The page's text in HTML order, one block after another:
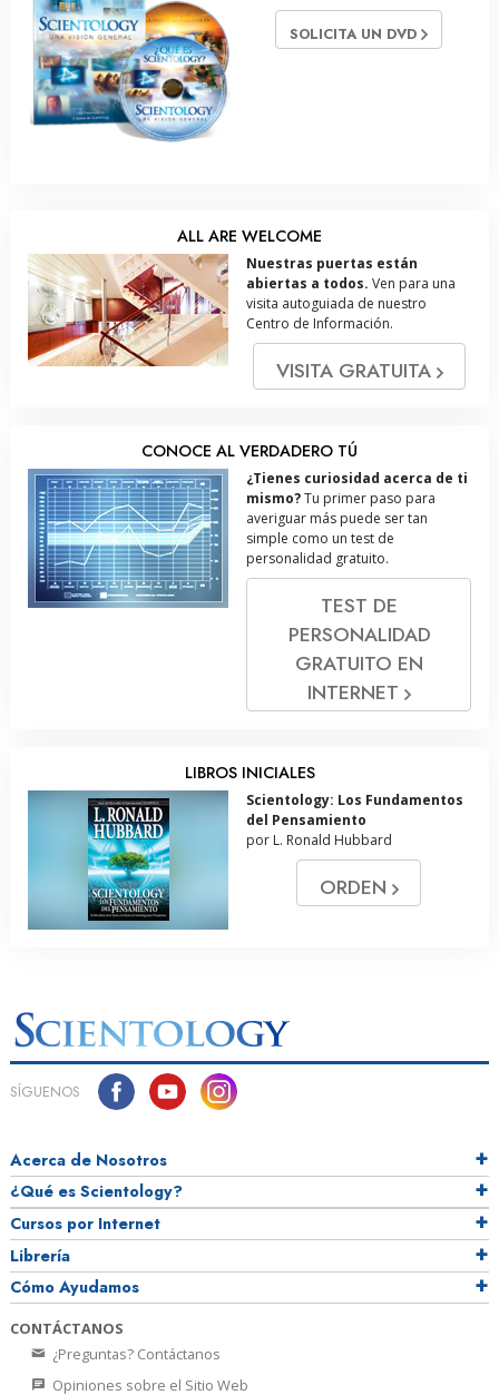
SOLICITA UN DVD
ALL ARE WELCOME
Nuestras puertas están
abiertas a todos. Ven para una
visita autoguiada de nuestro
Centro de Información.
VISITA GRATUITA
CONOCE AL VERDADERO TÚ
¿Tienes curiosidad acerca de ti
mismo?Tu primer paso para
averiguar más puede ser tan
simple como un test de
personalidad gratuito.
TEST DE
PERSONALIDAD
GRATUITO EN
INTERNET
LIBROS INICIALES
Scientology: Los Fundamentos
del Pensamiento
por L. Ronald Hubbard
ORDEN
SÍGUENOS
Acerca de Nosotros
¿Qué es Scientology?
Cursos por Internet
Librería
Cómo Ayudamos
CONTÁCTANOS
¿Preguntas? Contáctanos
Opiniones sobre el Sitio Web